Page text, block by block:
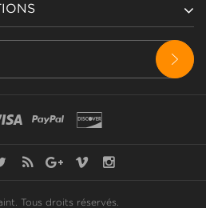
Tous droits réservés.